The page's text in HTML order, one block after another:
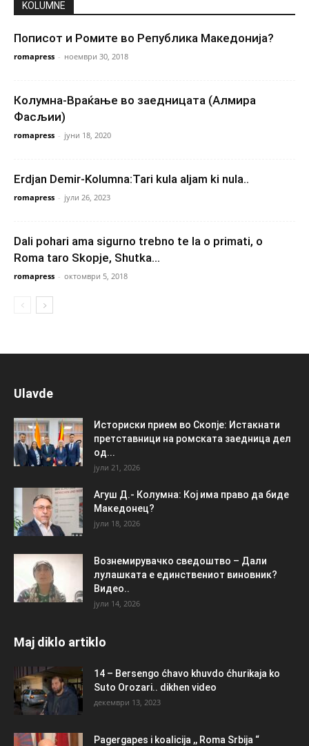
KOLUMNE
Пописот и Ромите во Република Македонија?
romapress - ноември 30, 2018
Колумна-Враќање во заедницата (Алмира
Фасљии)
romapress - јуни 18, 2020
Erdjan Demir-Kolumna:Tari kula aljam ki nula..
romapress - јули 26, 2023
Dali pohari ama sigurno trebno te la o primati, o
Roma taro Skopje, Shutka...
romapress - октомври 5, 2018
Ulavde
Историски прием во Скопје: Истакнати
претставници на ромската заедница дел
од...
јули 21, 2026
Агуш Д.- Колумна: Кој има право да биде
Македонец?
јули 18, 2026
Вознемирувачко сведоштво – Дали
лулашката е единствениот виновник?
Видео..
јули 14, 2026
Maj diklo artiklo
14 – Bersengo ćhavo khuvdo ćhurikaja ko
Suto Orozari.. dikhen video
декември 13, 2023
Pagergapes i koalicija ,, Roma Srbija “